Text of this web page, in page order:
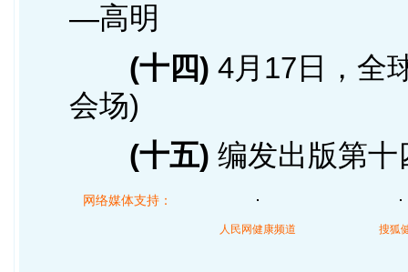
—高明
(十四) 4月17日，全
会场)
(十五) 编发出版第
网络媒体支持：
人民网健康频道 搜狐